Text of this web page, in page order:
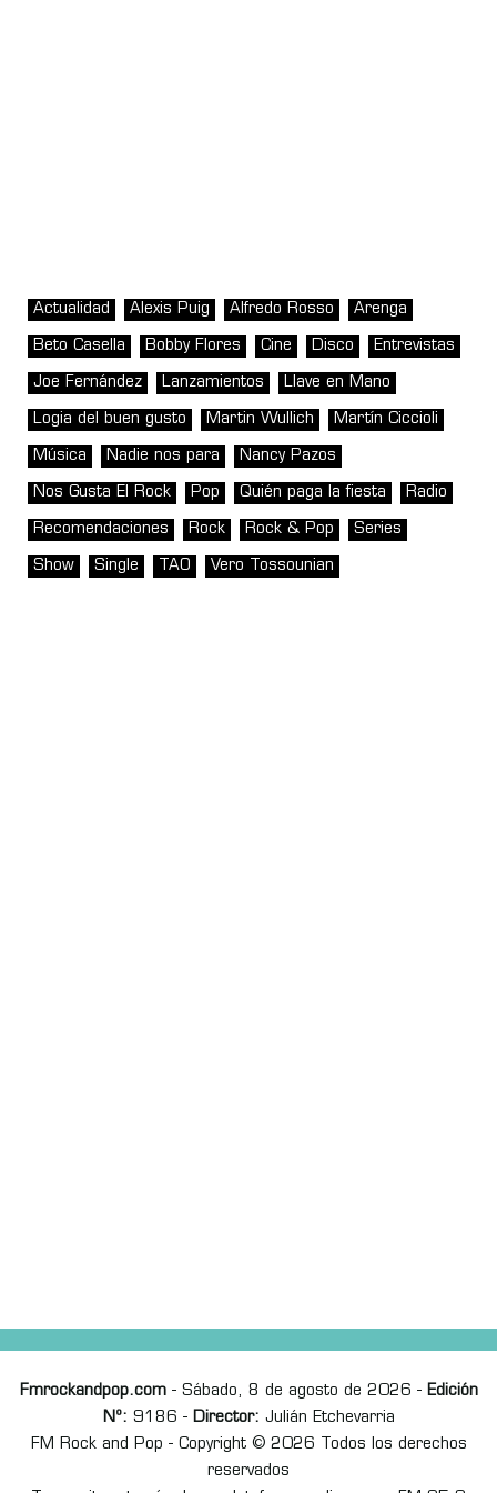
Actualidad Alexis Puig Alfredo Rosso Arenga
Beto Casella Bobby Flores Cine Disco Entrevistas
Joe Fernández Lanzamientos Llave en Mano
Logia del buen gusto Martin Wullich Martín Ciccioli
Música Nadie nos para Nancy Pazos
Nos Gusta El Rock Pop Quién paga la fiesta Radio
Recomendaciones Rock Rock & Pop Series
Show Single TAO Vero Tossounian
Fmrockandpop.com- Sábado, 8 de agosto de 2026 - Edición
Nº: 9186 - Director: Julián Etchevarria
FM Rock and Pop - Copyright © 2026 Todos los derechos
reservados